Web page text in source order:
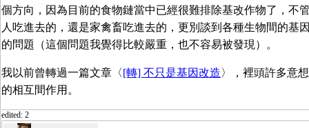
個方向，因為目前的食物鏈當中已經很難排除基改作物了，不
人吃進去的，還是家禽畜吃進去的，更別談到各種生物間的基
的問題（這個問題我覺得比較嚴重，也不容易被發現）。
我以前曾轉過一篇文章〈[轉] 不只是基因改造〉，裡頭許多意
的相互間作用。
edited: 2